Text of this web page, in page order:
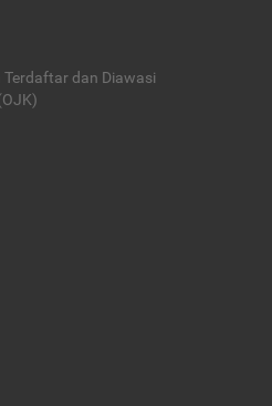
Terdaftar dan Diawasi